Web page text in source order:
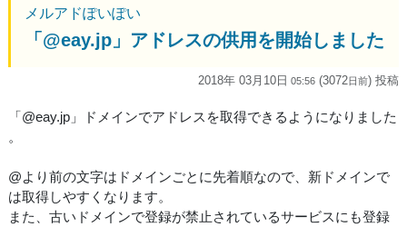
メルアドぽいぽい
「@eay.jp」アドレスの供用を開始しました
2018年 03月10日 05:56 (3072日前) 投稿
「@eay.jp」ドメインでアドレスを取得できるようになりました
。
@より前の文字はドメインごとに先着順なので、新ドメインで
は取得しやすくなります。
また、古いドメインで登録が禁止されているサービスにも登録